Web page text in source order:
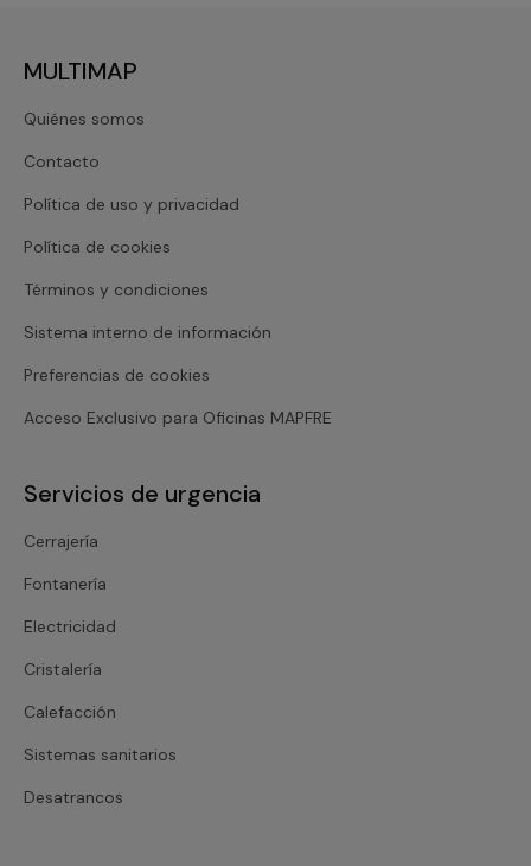
MULTIMAP
Quiénes somos
Contacto
Política de uso y privacidad
Política de cookies
Términos y condiciones
Sistema interno de información
Preferencias de cookies
Acceso Exclusivo para Oficinas MAPFRE
Servicios de urgencia
Cerrajería
Fontanería
Electricidad
Cristalería
Calefacción
Sistemas sanitarios
Desatrancos